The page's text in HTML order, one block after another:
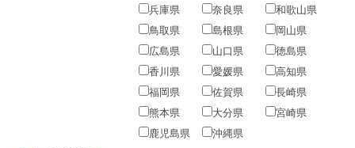
兵庫県
奈良県
和歌山県
鳥取県
島根県
岡山県
広島県
山口県
徳島県
香川県
愛媛県
高知県
福岡県
佐賀県
長崎県
熊本県
大分県
宮崎県
鹿児島県
沖縄県